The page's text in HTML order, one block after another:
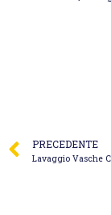
PRECEDENTE